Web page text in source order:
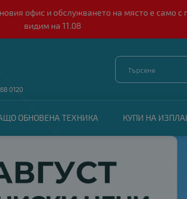
офис и обслужването на място е
видим на 11.08
0120
ОБНОВЕНА ТЕХНИКА КУПИ НА